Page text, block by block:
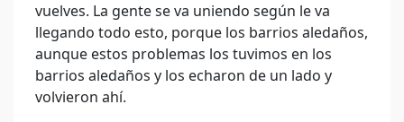
vuelves. La gente se va uniendo según le va
llegando todo esto, porque los barrios aledaños,
aunque estos problemas los tuvimos en los
barrios aledaños y los echaron de un lado y
volvieron ahí.